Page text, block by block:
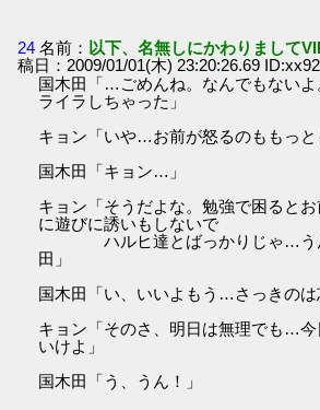
24 名前： 以下、名無しにかわりまして
稿日：2009/01/01(木) 23:20:26.69
国木田「…ごめんね。なんでもないよ
ライラしちゃった」
キョン「いや…お前が怒るのももっと
国木田「キョン…」
キョン「そうだよな。勉強で困るとお
に遊びに誘いもしないで
ハルヒ達とばっかりじゃ…うん
田」
国木田「い、いいよもう…さっきのは
キョン「そのさ、明日は無理でも…
いけよ」
国木田「う、うん！」